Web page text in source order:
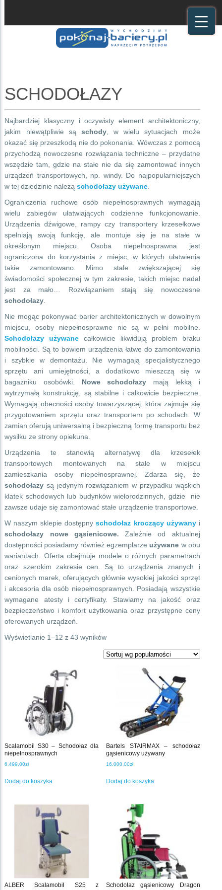
SCHODOŁAZY
Najbardziej klasyczny i oczywisty element architektoniczny,
jakim niewątpliwie są schody, w wielu sytuacjach może
okazać się przeszkodą nie do pokonania. Wówczas z pomocą
przychodzą nowoczesne rozwiązania techniczne – przydatne
wszędzie tam, gdzie na stałe nie da się zamontować innych
urządzeń transportowych, np. windy. Do najpopularniejszych
w tej dziedzinie należąschodołazy używane
Ograniczenia ruchowe osób niepełnosprawnych wymagają
wielu zabiegów ułatwiających codzienne funkcjonowanie.
Urządzenia dźwigowe, rampy czy transportery krzesełkowe
spełniają swoją funkcję, ale montuje się je na stałe w
określonym miejscu. Osoba niepełnosprawna jest
ograniczona do korzystania z miejsc, w których ułatwienia
takie zamontowano. Mimo stale zwiększającej się
świadomości społecznej w tym zakresie, takich miejsc nadal
jest za mało… Rozwiązaniem stają się nowoczesne
schodołazy
Nie mogąc pokonywać barier architektonicznych w dowolnym
miejscu, osoby niepełnosprawne nie są w pełni mobilne.
Schodołazy używane
całkowicie likwidują problem braku
mobilności. Są to bowiem urządzenia łatwe do zamontowania
i szybkie w demontażu. Nie wymagają specjalistycznego
sprzętu ani umiejętności, a dodatkowo mieszczą się w
bagażniku osobówki. Nowe schodołazy mają lekką i
wytrzymałą konstrukcję, są stabilne i całkowicie bezpieczne.
Wymagają obecności osoby towarzyszącej, która zajmuje się
przygotowaniem sprzętu oraz transportem po schodach. W
zamian oferują uniwersalną i bezpieczną formę transportu bez
wysiłku ze strony opiekuna.
Urządzenia te stanowią alternatywę dla krzesełek
transportowych montowanych na stałe w miejscu
zamieszkania osoby niepełnosprawnej. Zdarza się, że
schodołazy są jedynym rozwiązaniem w przypadku wąskich
klatek schodowych lub budynków wielorodzinnych, gdzie nie
zawsze udaje się zamontować stałe urządzenie transportowe.
W naszym sklepie dostępny schodołaz kroczący używanyi
schodołazy nowe gąsienicowe. Zależnie od aktualnej
dostępności posiadamy również egzemplarze używane w obu
wariantach. Oferta obejmuje modele o różnych parametrach
oraz szerokim zakresie cen. Są to urządzenia znanych i
cenionych marek, oferujących głównie wysokiej jakości sprzęt
i akcesoria dla osób niepełnosprawnych. Posiadają wszystkie
wymagane atesty i certyfikaty. Stawiamy na jakość oraz
bezpieczeństwo i komfort użytkowania oraz przystępne ceny
oferowanych urządzeń.
Wyświetlanie 1–12 z 43 wynikówPosortowane
popularności
Scalamobil S30 – Schodołaz dla
niepełnosprawnych
6.499,00zł
Dodaj do koszyka
Bartels STAIRMAX – schodołaz
gąsienicowy używany
16.000,00zł
Dodaj do koszyka
ALBER Scalamobil S25 z
Schodołaz gąsienicowy Dragon